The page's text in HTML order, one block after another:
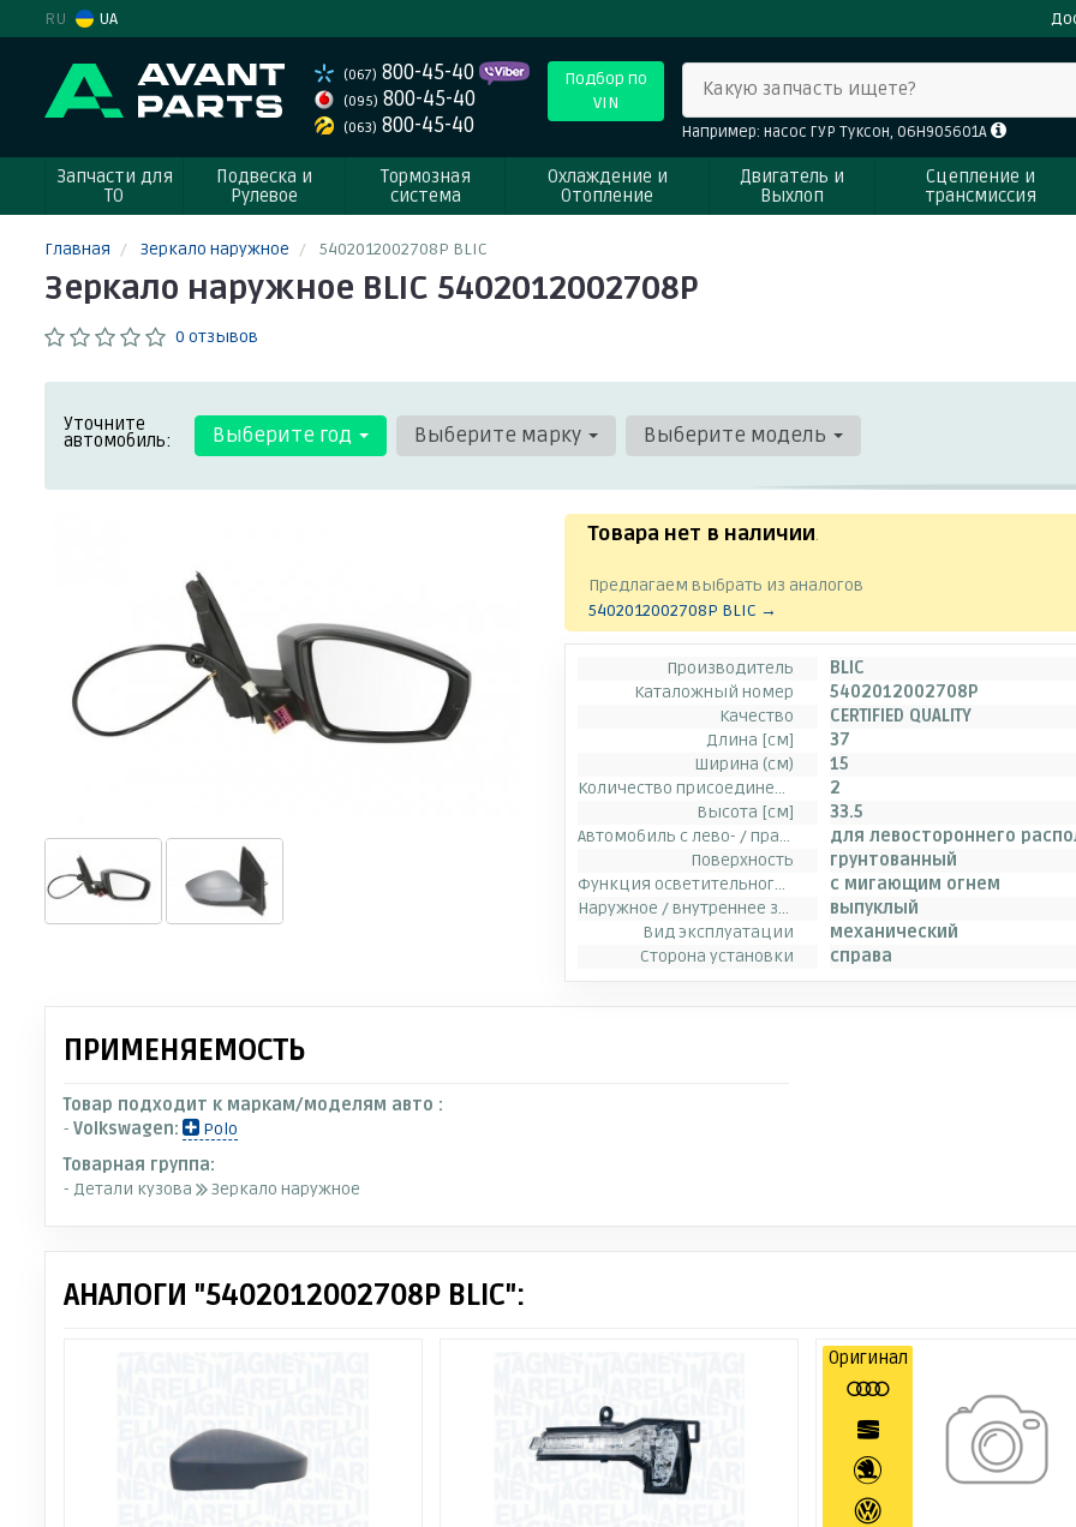
RU UA
(067) 800-45-40
(095) 800-45-40
(063) 800-45-40
Подбор по
VIN
Какую запчасть ищете?
Например: насос ГУР Туксон, 06H905601A
Запчасти для
ТО
Подвеска и
Рулевое
Тормозная
система
Охлаждение и
Отопление
Двигатель и
Выхлоп
Сцепление и
трансмиссия
Главная Зеркало наружное 5402012002708P BLIC
Зеркало наружное BLIC 5402012002708P
0 отзывов
Уточните
автомобиль: Выберите год Выберите марку Выберите модель
Товара нет в наличии.
Предлагаем выбрать из аналогов
5402012002708P BLIC →
Производитель
BLIC
Каталожный номер
5402012002708P
Качество
CERTIFIED QUALITY
Длина [см]
37
Ширина (см)
15
Количество присоединений
2
Высота [см]
33.5
Автомобиль с лево- / правосторонним расположением руля
для левостороннего
Поверхность
грунтованный
Функция осветительного прибора
с мигающим огнем
Наружное / внутреннее зеркало заднего вида
выпуклый
Вид эксплуатации
механический
Сторона установки
справа
ПРИМЕНЯЕМОСТЬ
Товар подходит к маркам/моделям авто :
- Volkswagen:
Polo
Товарная группа:
- Детали кузова
Зеркало наружное
АНАЛОГИ "5402012002708P BLIC":
Оригинал